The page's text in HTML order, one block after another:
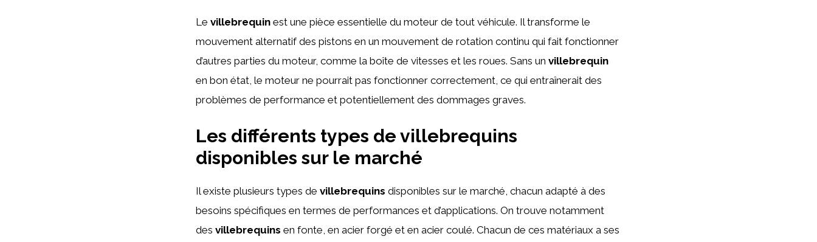
Le villebrequin est une pièce essentielle du moteur de tout véhicule. Il transforme le
mouvement alternatif des pistons en un mouvement de rotation continu qui fait fonctionner
d’autres parties du moteur, comme la boîte de vitesses et les roues. Sans un villebrequin
en bon état, le moteur ne pourrait pas fonctionner correctement, ce qui entraînerait des
problèmes de performance et potentiellement des dommages graves.
Les différents types de villebrequins
disponibles sur le marché
Il existe plusieurs types de villebrequins disponibles sur le marché, chacun adapté à des
besoins spécifiques en termes de performances et d’applications. On trouve notamment
des villebrequins en fonte, en acier forgé et en acier coulé. Chacun de ces matériaux a ses